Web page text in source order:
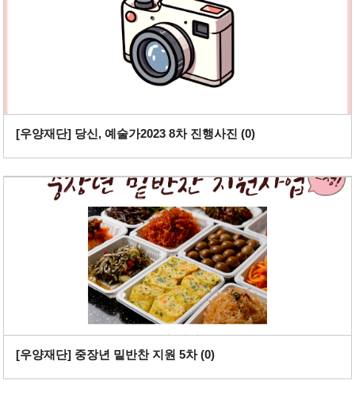
[우양재단] 당신, 예술가2023 8차 진행사진 (0)
[우양재단] 중장년 밑반찬 지원 5차 (0)